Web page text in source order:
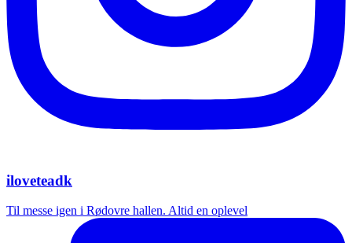
iloveteadk
Til messe igen i Rødovre hallen. Altid en oplevel